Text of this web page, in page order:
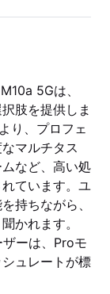
5Gは、
肢を提供しま
り、プロフェ
マルチタス
など、高い処
ています。ユ
持ちながら、
かれます。
ーは、Proモ
ュレートが標